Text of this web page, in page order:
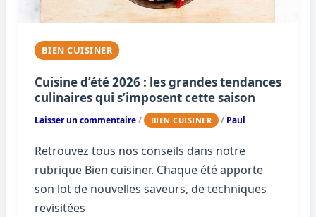
BIEN CUISINER
Cuisine d’été 2026 : les grandes tendances
culinaires qui s’imposent cette saison
Laisser un commentaire/ BIEN CUISINER / Paul
Retrouvez tous nos conseils dans notre
rubrique Bien cuisiner. Chaque été apporte
son lot de nouvelles saveurs, de techniques
revisitées